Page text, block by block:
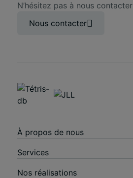
N’hésitez pas à nous contacter
Nous contacter
À propos de nous
Services
Nos réalisations